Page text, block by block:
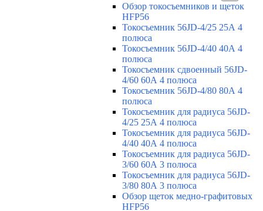
Обзор токосъемников и щеток
HFP56
Токосъемник 56JD-4/25 25А 4
полюса
Токосъемник 56JD-4/40 40А 4
полюса
Токосъемник сдвоенный 56JD-
4/60 60А 4 полюса
Токосъемник 56JD-4/80 80А 4
полюса
Токосъемник для радиуса 56JD-
4/25 25А 4 полюса
Токосъемник для радиуса 56JD-
4/40 40А 4 полюса
Токосъемник для радиуса 56JD-
3/60 60А 3 полюса
Токосъемник для радиуса 56JD-
3/80 80А 3 полюса
Обзор щеток медно-графитовых
HFP56